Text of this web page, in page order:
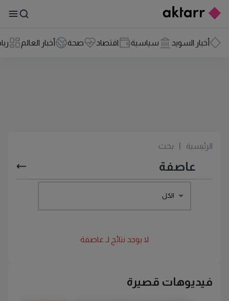
أخبار السويد سياسية اقتصاد صحة أخبار العالم
الرئيسية بحث
الكل
لا يوجد نتائج لـ عاصفة
فيديوهات قصيرة